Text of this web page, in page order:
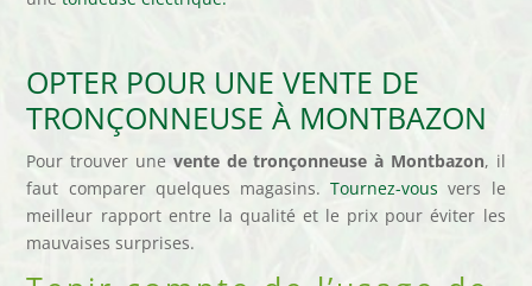
OPTER POUR UNE VENTE DE
TRONÇONNEUSE À MONTBAZON
Pour trouver une vente de tronçonneuse à Montbazon, il
faut comparer quelques magasins.Tournez-vous vers le
meilleur rapport entre la qualité et le prix pour éviter les
mauvaises surprises.